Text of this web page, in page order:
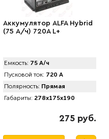
Аккумулятор АLFA Hybrid
(75 А/ч) 720A L+
Емкость: 75 А/ч
Пусковой ток: 720 А
Полярность: Прямая
Габариты: 278x175x190
275 руб.